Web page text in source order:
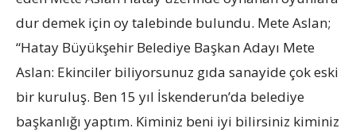
dur demek için oy talebinde bulundu. Mete Aslan;
“Hatay Büyükşehir Belediye Başkan Adayı Mete
Aslan: Ekinciler biliyorsunuz gıda sanayide çok eski
bir kuruluş. Ben 15 yıl İskenderun’da belediye
başkanlığı yaptım. Kiminiz beni iyi bilirsiniz kiminiz